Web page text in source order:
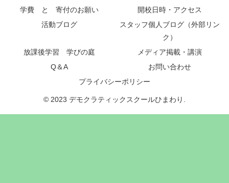
学費 と 寄付のお願い
開校日時・アクセス
活動ブログ
スタッフ個人ブログ（外部リン
ク）
放課後学習 学びの庭
メディア掲載・講演
Q＆A
お問い合わせ
プライバシーポリシー
© 2023 デモクラティックスクールひまわり.